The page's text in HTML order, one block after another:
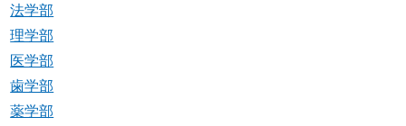
法学部
理学部
医学部
歯学部
薬学部